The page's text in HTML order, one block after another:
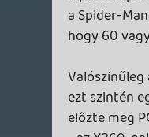
ezeknek -
akkor ne várják el,
fogunk érte fizetni.
nem birtoklás, a
2026.07.02